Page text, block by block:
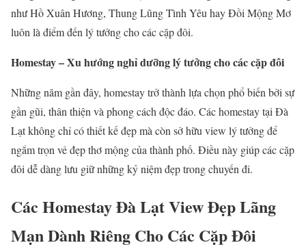
như Hồ Xuân Hương, Thung Lũng Tình Yêu hay Đồi Mộng Mơ
luôn là điểm đến lý tưởng cho các cặp đôi.
Homestay – Xu hướng nghỉ dưỡng lý tưởng cho các cặp đôi
Những năm gần đây, homestay trở thành lựa chọn phổ biến bởi sự
gần gũi, thân thiện và phong cách độc đáo. Các homestay tại Đà
Lạt không chỉ có thiết kế đẹp mà còn sở hữu view lý tưởng để
ngắm trọn vẻ đẹp thơ mộng của thành phố. Điều này giúp các cặp
đôi dễ dàng lưu giữ những kỷ niệm đẹp trong chuyến đi.
Các Homestay Đà Lạt View Đẹp Lãng
Mạn Dành Riêng Cho Các Cặp Đôi